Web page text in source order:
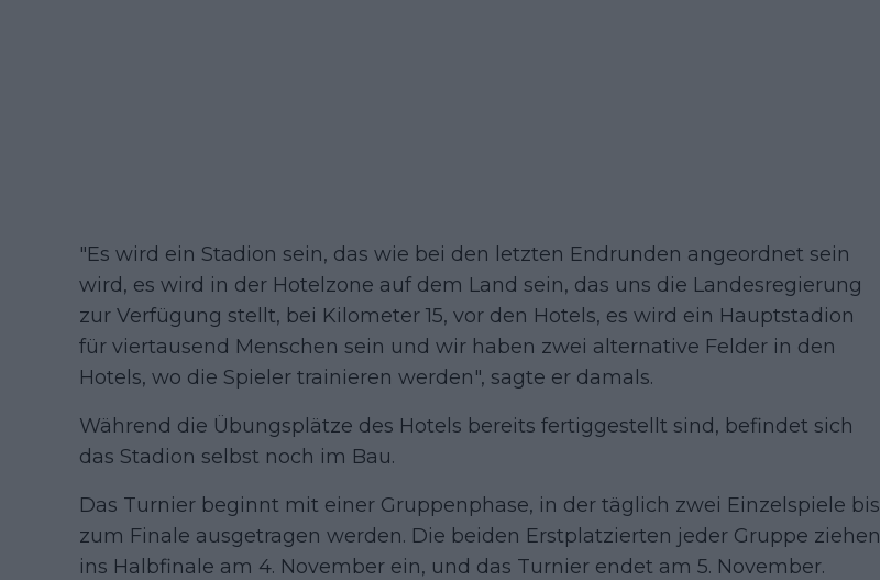
"Es wird ein Stadion sein, das wie bei den letzten Endrunden angeordnet sein
wird, es wird in der Hotelzone auf dem Land sein, das uns die Landesregierung
zur Verfügung stellt, bei Kilometer 15, vor den Hotels, es wird ein Hauptstadion
für viertausend Menschen sein und wir haben zwei alternative Felder in den
Hotels, wo die Spieler trainieren werden", sagte er damals.
Während die Übungsplätze des Hotels bereits fertiggestellt sind, befindet sich
das Stadion selbst noch im Bau.
Das Turnier beginnt mit einer Gruppenphase, in der täglich zwei Einzelspiele bis
zum Finale ausgetragen werden. Die beiden Erstplatzierten jeder Gruppe ziehen
ins Halbfinale am 4. November ein, und das Turnier endet am 5. November.